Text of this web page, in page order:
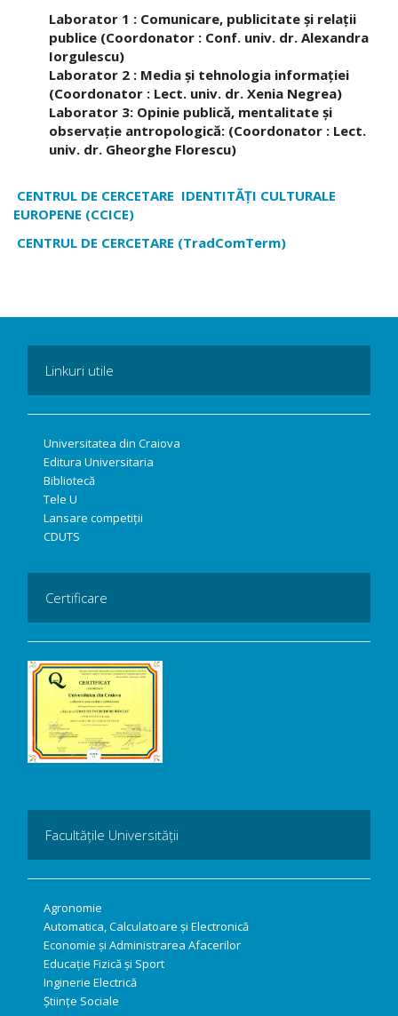
Laborator 1 : Comunicare, publicitate şi relaţii
publice (Coordonator : Conf. univ. dr. Alexandra
Iorgulescu)
Laborator 2 : Media şi tehnologia informaţiei
(Coordonator : Lect. univ. dr. Xenia Negrea)
Laborator 3: Opinie publică, mentalitate şi
observaţie antropologică: (Coordonator : Lect.
univ. dr. Gheorghe Florescu)
CENTRUL DE CERCETARE IDENTITĂŢI CULTURALE
EUROPENE (CCICE)
CENTRUL DE CERCETARE (TradComTerm)
Linkuri utile
Universitatea din Craiova
Editura Universitaria
Bibliotecă
Tele U
Lansare competiții
CDUTS
Certificare
Facultățile Universității
Agronomie
Automatica, Calculatoare și Electronică
Economie și Administrarea Afacerilor
Educație Fizică și Sport
Inginerie Electrică
Științe Sociale